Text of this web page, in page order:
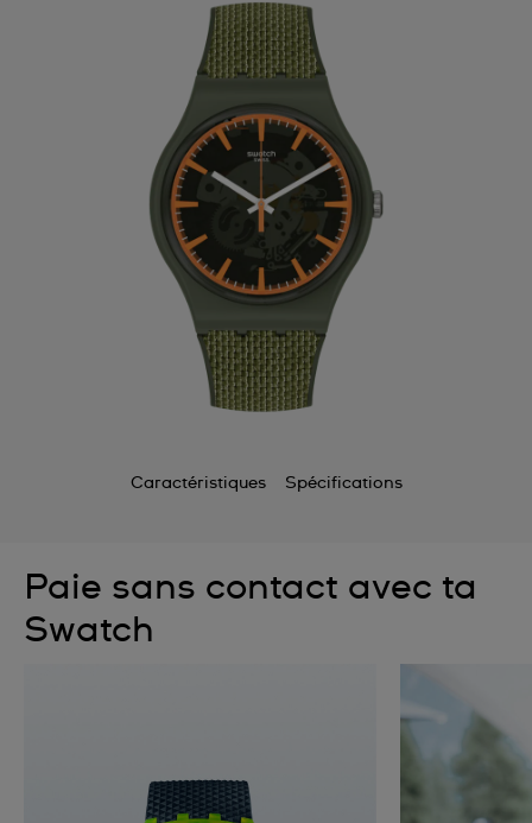
Caractéristiques Spécifications
Paie sans contact avec ta
Swatch